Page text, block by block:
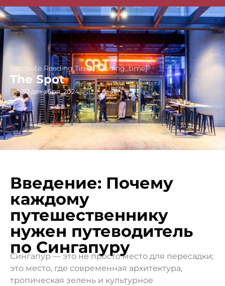
Singapore Guides
Estimate Reading Time: [reading_time]
The Spot
30 декабря, 2024
Введение: Почему
каждому
путешественнику
нужен путеводитель
по Сингапуру
Сингапур — это не просто место для пересадки;
это место, где современная архитектура,
тропическая зелень и культурное